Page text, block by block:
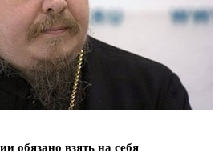
обязано взять на себя